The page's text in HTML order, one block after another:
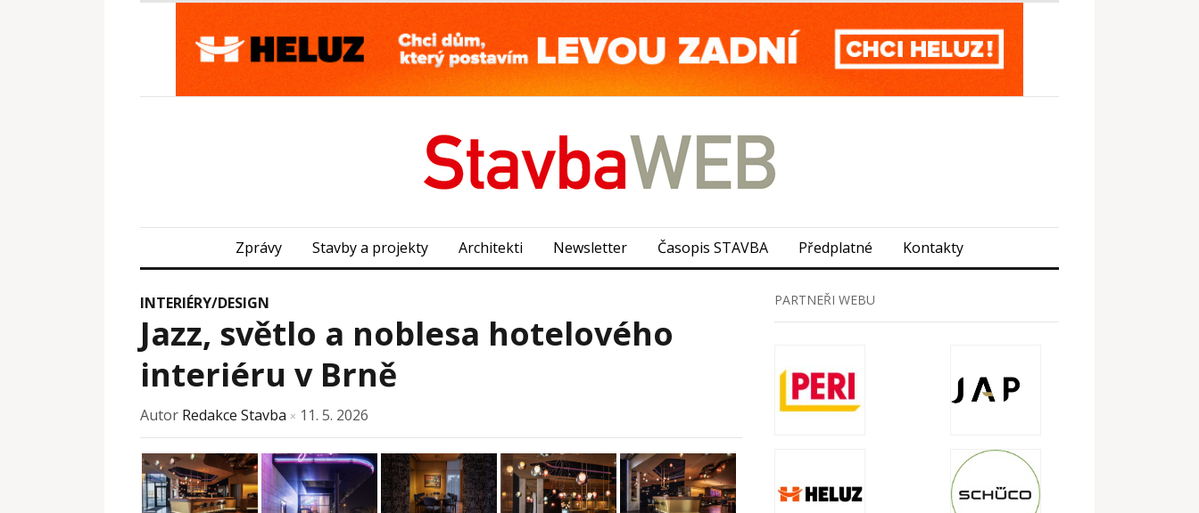
Zprávy Stavby a projekty Architekti Newsletter Časopis STAVBA Předplatné Kontakty
INTERIÉRY/DESIGN
Jazz, světlo a noblesa hotelového
interiéru v Brně
Autor Redakce Stavba × 11. 5. 2026
PARTNEŘI WEBU